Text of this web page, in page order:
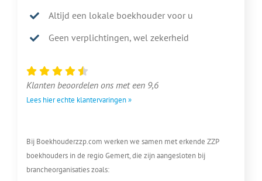
Altijd een lokale boekhouder voor u
Geen verplichtingen, wel zekerheid
Klanten beoordelen ons met een 9,6
Lees hier echte klantervaringen »
Bij Boekhouderzzp.com werken we samen met erkende ZZP
boekhouders in de regio Gemert, die zijn aangesloten bij
brancheorganisaties zoals: